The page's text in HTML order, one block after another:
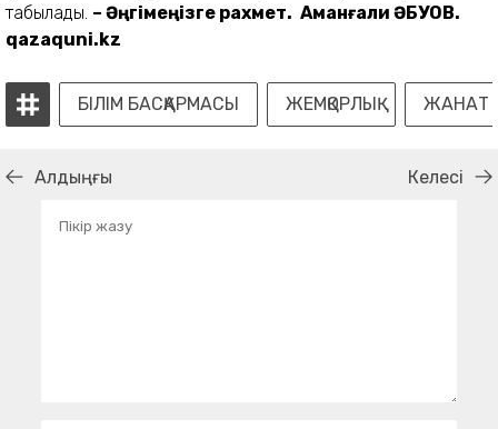
табылады. – Әңгімеңізге рахмет. Аманғали ӘБУОВ.
qazaquni.kz
БІЛІМ БАСҚАРМАСЫ ЖЕМҚОРЛЫҚ ЖАНАТ
Алдыңғы Келесі